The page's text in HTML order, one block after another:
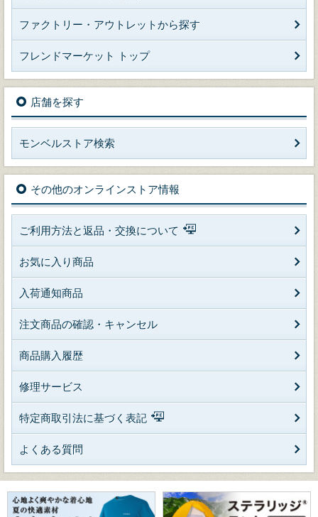
ファクトリー・アウトレットから探す
フレンドマーケット トップ
店舗を探す
モンベルストア検索
その他のオンラインストア情報
ご利用方法と返品・交換について
お気に入り商品
入荷通知商品
注文商品の確認・キャンセル
商品購入履歴
修理サービス
特定商取引法に基づく表記
よくある質問